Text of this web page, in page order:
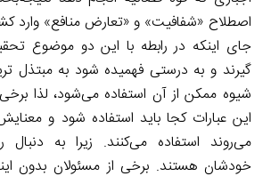
اصطلاح «شفافیت» و «تعارض منافع» وارد
جای اینکه در رابطه با این دو موضوع
گیرند و به درستی فهمیده شود به مبتذل
شیوه ممکن از آن استفاده می‌شود، لذا
این عبارات کجا باید استفاده شود و
می‌روند استفاده می‌کنند. زیرا به دنبال
خودشان هستند. برخی از مسئولان بدون